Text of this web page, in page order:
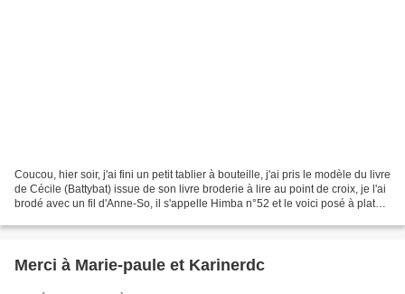
Coucou, hier soir, j'ai fini un petit tablier à bouteille, j'ai pris le modèle du livre
de Cécile (Battybat) issue de son livre broderie à lire au point de croix, je l'ai
brodé avec un fil d'Anne-So, il s'appelle Himba n°52 et le voici posé à plat
Merci à Marie-paule et Karinerdc